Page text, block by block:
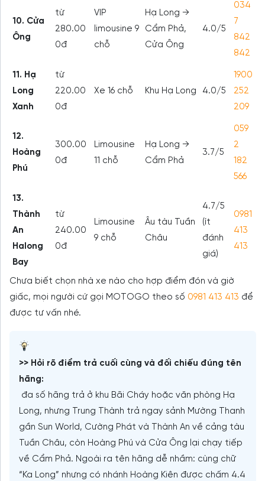
10. Cửa
Ông
từ
280.00
0đ
VIP
limousine 9
chỗ
Hạ Long →
Cẩm Phả,
Cửa Ông
4.0/5
034
7
842
842
11. Hạ
Long
Xanh
từ
220.00
0đ
Xe 16 chỗ Khu Hạ Long 4.0/5
1900
252
209
12.
Hoàng
Phú
300.00
0đ
Limousine
11 chỗ
Hạ Long →
Cẩm Phả
3.7/5
059
2
182
566
13.
Thành
An
Halong
Bay
từ
240.00
0đ
Limousine
9 chỗ
Âu tàu Tuần
Châu
4.7/5
(ít
đánh
giá)
0981
413
413
Chưa biết chọn nhà xe nào cho hợp điểm đón và giờ
giấc, mọi người cứ gọi MOTOGO theo số 0981 413 413 để
được tư vấn nhé.
>> Hỏi rõ điểm trả cuối cùng và đối chiếu đúng tên
hãng:
đa số hãng trả ở khu Bãi Cháy hoặc văn phòng Hạ
Long, nhưng Trung Thành trả ngay sảnh Mường Thanh
gần Sun World, Cường Phát và Thành An về cảng tàu
Tuần Châu, còn Hoàng Phú và Cửa Ông lại chạy tiếp
về Cẩm Phả. Ngoài ra tên hãng dễ nhầm: cùng chữ
“Ka Long” nhưng có nhánh Hoàng Kiên được chấm 4.4